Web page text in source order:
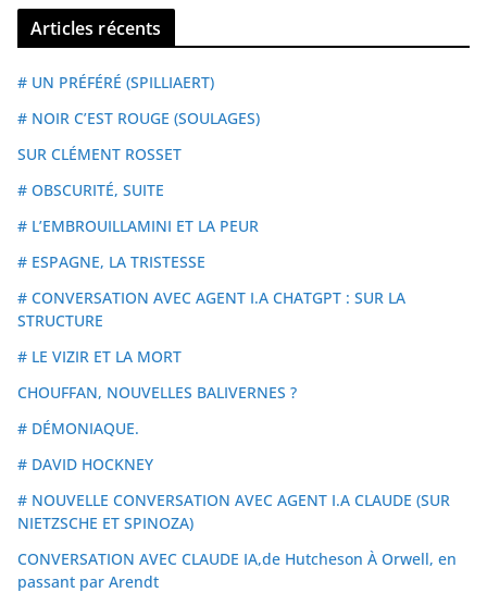
Articles récents
# UN PRÉFÉRÉ (SPILLIAERT)
# NOIR C’EST ROUGE (SOULAGES)
SUR CLÉMENT ROSSET
# OBSCURITÉ, SUITE
# L’EMBROUILLAMINI ET LA PEUR
# ESPAGNE, LA TRISTESSE
# CONVERSATION AVEC AGENT I.A CHATGPT : SUR LA
STRUCTURE
# LE VIZIR ET LA MORT
CHOUFFAN, NOUVELLES BALIVERNES ?
# DÉMONIAQUE.
# DAVID HOCKNEY
# NOUVELLE CONVERSATION AVEC AGENT I.A CLAUDE (SUR
NIETZSCHE ET SPINOZA)
CONVERSATION AVEC CLAUDE IA,de Hutcheson À Orwell, en
passant par Arendt